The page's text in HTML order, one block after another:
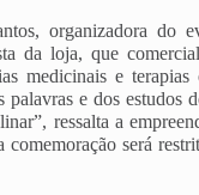
organizadora do
da loja, que
medicinais e
palavras e dos
ressalta a
comemoração será